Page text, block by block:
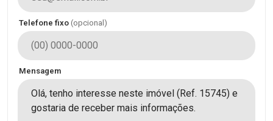
Telefone fixo (opcional)
Mensagem